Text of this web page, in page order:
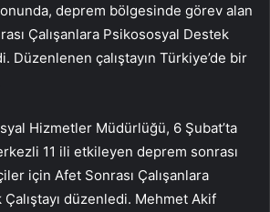
deprem bölgesinde görev alan
Çalışanlara Psikososyal Destek
Düzenlenen çalıştayın Türkiye’de bir
Hizmetler Müdürlüğü, 6 Şubat’ta
11 ili etkileyen deprem sonrası
için Afet Sonrası Çalışanlara
düzenledi. Mehmet Akif